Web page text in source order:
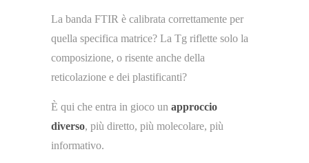
La banda FTIR è calibrata correttamente per
quella specifica matrice? La Tg riflette solo la
composizione, o risente anche della
reticolazione e dei plastificanti?
È qui che entra in gioco un approccio
diverso, più diretto, più molecolare, più
informativo.